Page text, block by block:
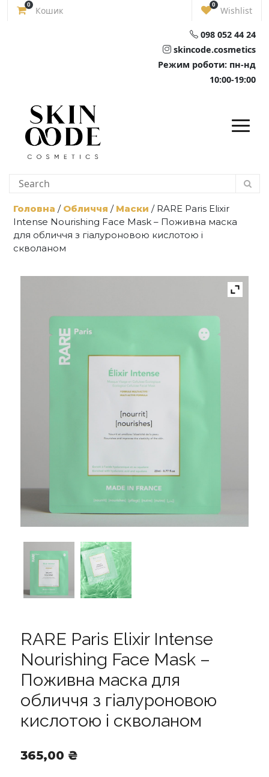
Skip
0
Кошик
0
Wishlist
098 052 44 24
skincode.cosmetics
Режим роботи: пн-нд
10:00-19:00
Головна / Обличчя / Маски / RARE Paris Elixir
Intense Nourishing Face Mask – Поживна маска
для обличчя з гіалуроновою кислотою і
скволаном
RARE Paris Elixir Intense
Nourishing Face Mask –
Поживна маска для
обличчя з гіалуроновою
кислотою і скволаном
365,00 ₴